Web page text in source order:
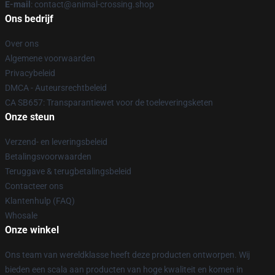
E-mail : contact@animal-crossing.shop
Ons bedrijf
Over ons
Algemene voorwaarden
Privacybeleid
DMCA - Auteursrechtbeleid
CA SB657: Transparantiewet voor de toeleveringsketen
Onze steun
Verzend- en leveringsbeleid
Betalingsvoorwaarden
Teruggave & terugbetalingsbeleid
Contacteer ons
Klantenhulp (FAQ)
Whosale
Onze winkel
Ons team van wereldklasse heeft deze producten ontworpen. Wij
bieden een scala aan producten van hoge kwaliteit en komen in